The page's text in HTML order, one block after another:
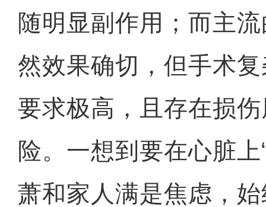
随明显副作用；而主
然效果确切，但手术
要求极高，且存在损
险。一想到要在心脏上
萧和家人满是焦虑，